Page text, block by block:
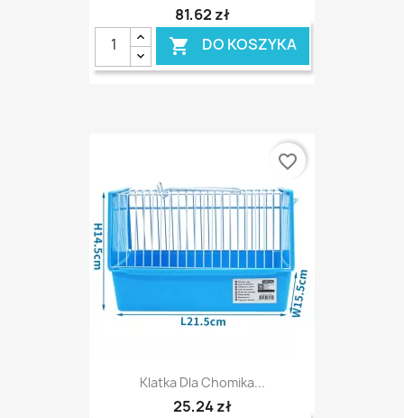
81,62 zł
 DO KOSZYKA
Klatka Dla Chomika...
25,24 zł
favorite_border